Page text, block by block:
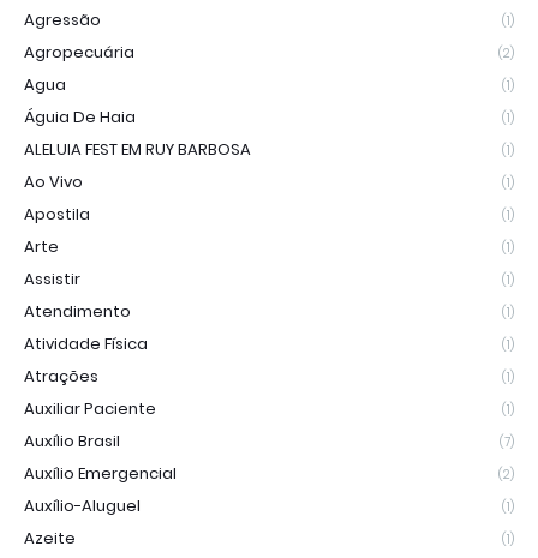
Agressão (1)
Agropecuária (2)
Agua (1)
Águia De Haia (1)
ALELUIA FEST EM RUY BARBOSA (1)
Ao Vivo (1)
Apostila (1)
Arte (1)
Assistir (1)
Atendimento (1)
Atividade Física (1)
Atrações (1)
Auxiliar Paciente (1)
Auxílio Brasil (7)
Auxílio Emergencial (2)
Auxílio-Aluguel (1)
Azeite (1)